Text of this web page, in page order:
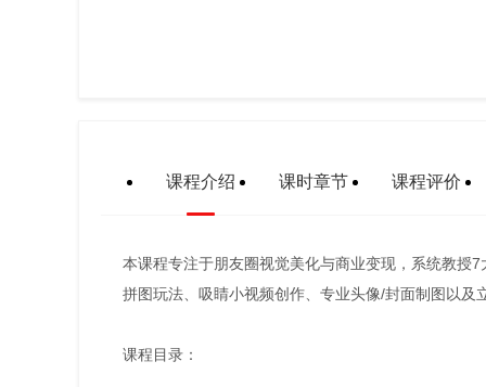
课程介绍 课时章节 课程评价
本课程专注于朋友圈视觉美化与商业变现，系统教授
拼图玩法、吸睛小视频创作、专业头像/封面制图以
课程目录：